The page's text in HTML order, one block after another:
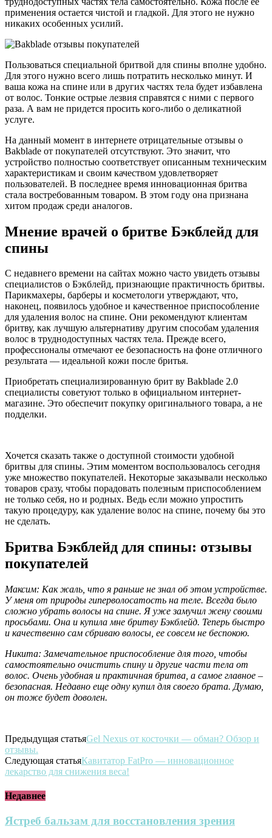
применения остается чистой и гладкой. Для этого не нужно
никаких особенных усилий.
Пользоваться специальной бритвой для спины вполне удобно.
Для этого нужно всего лишь потратить несколько минут. И
ваша кожа на спине или в других частях тела будет избавлена
от волос. Тонкие острые лезвия справятся с ними с первого
раза. А вам не придется просить кого-либо о деликатной
услуге.
На данный момент в интернете отрицательные отзывы о
Bakblade от покупателей отсутствуют. Это значит, что
устройство полностью соответствует описанным техническим
характеристикам и своим качеством удовлетворяет
пользователей. В последнее время инновационная бритва
стала востребованным товаром. В этом году она признана
хитом продаж среди аналогов.
Мнение врачей о бритве Бэкблейд для
спины
С недавнего времени на сайтах можно часто увидеть отзывы
специалистов о Бэкблейд, признающие практичность бритвы.
Парикмахеры, барберы и косметологи утверждают, что,
наконец, появилось удобное и качественное приспособление
для удаления волос на спине. Они рекомендуют клиентам
бритву, как лучшую альтернативу другим способам удаления
волос в труднодоступных частях тела. Прежде всего,
профессионалы отмечают ее безопасность на фоне отличного
результата — идеальной кожи после бритья.
Приобретать специализированную брит ву Bakblade 2.0
специалисты советуют только в официальном интернет-
магазине. Это обеспечит покупку оригинального товара, а не
подделки.
Хочется сказать также о доступной стоимости удобной
бритвы для спины. Этим моментом воспользовалось сегодня
уже множество покупателей. Некоторые заказывали несколько
товаров сразу, чтобы порадовать полезным приспособлением
не только себя, но и родных. Ведь если можно упростить
такую процедуру, как удаление волос на спине, почему бы это
не сделать.
Бритва Бэкблейд для спины: отзывы
покупателей
Максим: Как жаль, что я раньше не знал об этом устройстве.
У меня от природы гиперволосатость на теле. Всегда было
сложно убрать волосы на спине. Я уже замучил жену своими
просьбами. Она и купила мне бритву Бэкблейд. Теперь быстро
и качественно сам сбриваю волосы, ее совсем не беспокою.
Никита: Замечательное приспособление для того, чтобы
самостоятельно очистить спину и другие части тела от
волос. Очень удобная и практичная бритва, а самое главное –
безопасная. Недавно еще одну купил для своего брата. Думаю,
он тоже будет доволен.
Предыдущая статьяGel Nexus от косточки — обман? Обзор и
отзывы.
Следующая статьяКавитатор FatPro — инновационное
лекарство для снижения веса!
Недавнее
Ястреб бальзам для восстановления зрения